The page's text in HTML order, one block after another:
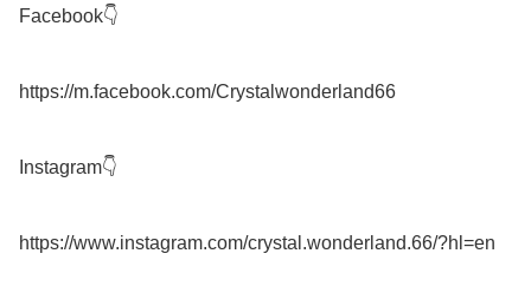
Facebook👇
https://m.facebook.com/Crystalwonderland66
Instagram👇
https://www.instagram.com/crystal.wonderland.66/?hl=en